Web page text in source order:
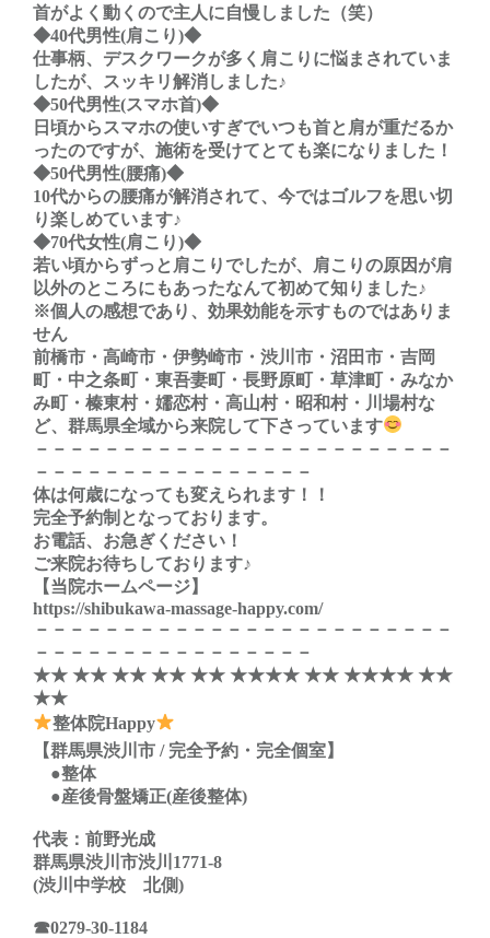
首がよく動くので主人に自慢しました（笑）
◆40代男性(肩こり)◆
仕事柄、デスクワークが多く肩こりに悩まされていま
したが、スッキリ解消しました♪
◆50代男性(スマホ首)◆
日頃からスマホの使いすぎでいつも首と肩が重だるか
ったのですが、施術を受けてとても楽になりました！
◆50代男性(腰痛)◆
10代からの腰痛が解消されて、今ではゴルフを思い切
り楽しめています♪
◆70代女性(肩こり)◆
若い頃からずっと肩こりでしたが、肩こりの原因が肩
以外のところにもあったなんて初めて知りました♪
※個人の感想であり、効果効能を示すものではありま
せん
前橋市・高崎市・伊勢崎市・渋川市・沼田市・吉岡
町・中之条町・東吾妻町・長野原町・草津町・みなか
み町・榛東村・嬬恋村・高山村・昭和村・川場村な
ど、群馬県全域から来院して下さっています
－－－－－－－－－－－－－－－－－－－－－－－－
－－－－－－－－－－－－－－－－
体は何歳になっても変えられます！！
完全予約制となっております。
お電話、お急ぎください！
ご来院お待ちしております♪
【当院ホームページ】
https://shibukawa-massage-happy.com/
－－－－－－－－－－－－－－－－－－－－－－－－
－－－－－－－－－－－－－－－－
★★ ★★ ★★ ★★ ★★ ★★★★ ★★ ★★★★ ★★
★★
整体院Happy
【群馬県渋川市 / 完全予約・完全個室】
●整体
●産後骨盤矯正(産後整体)
代表：前野光成
群馬県渋川市渋川1771-8
(渋川中学校 北側)
☎0279-30-1184